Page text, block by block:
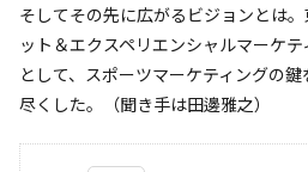
そしてその先に広がるビジョンとは
ット＆エクスペリエンシャルマーケ
として、スポーツマーケティングの鍵
尽くした。（聞き手は田邊雅之）